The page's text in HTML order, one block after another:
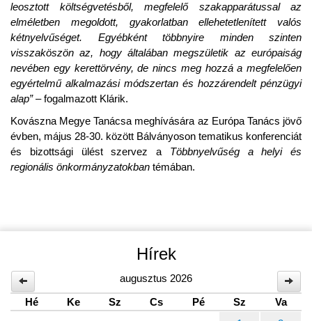
leosztott költségvetésből, megfelelő szakapparátussal az
elméletben megoldott, gyakorlatban ellehetetlenített valós
kétnyelvűséget. Egyébként többnyire minden szinten
visszaköszön az, hogy általában megszületik az európaiság
nevében egy kerettörvény, de nincs meg hozzá a megfelelően
egyértelmű alkalmazási módszertan és hozzárendelt pénzügyi
alap”– fogalmazott Klárik.
Kovászna Megye Tanácsa meghívására az Európa Tanács jövő
évben, május 28-30. között Bálványoson tematikus konferenciát
és bizottsági ülést szervez a Többnyelvűség a helyi és
regionális önkormányzatokban témában.
Hírek
augusztus 2026
Hé
Ke Sz Cs Pé Sz
Va